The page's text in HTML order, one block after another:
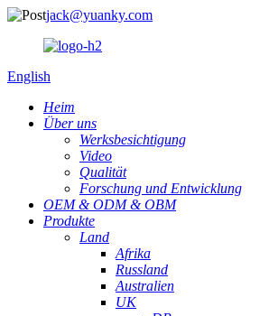
jack@yuanky.com
English
Heim
Über uns
Werksbesichtigung
Video
Qualität
Forschung und Entwicklung
OEM & ODM & OBM
Produkte
Land
Afrika
Russland
Australien
UK